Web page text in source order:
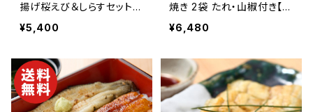
揚げ桜えび＆しらすセット
【送料無料】【ギフト プレゼ
ント 贈り物 贈答品 誕生日
産祝い 快気祝い 景品】【父
の日 お中元】
¥5,400
焼き 2袋 たれ・山椒付き【送
料無料】【ギフト プレゼント
贈り物 贈答品 誕生日 お祝
い 快気祝い 景品】【父の日
お中元】
¥6,480